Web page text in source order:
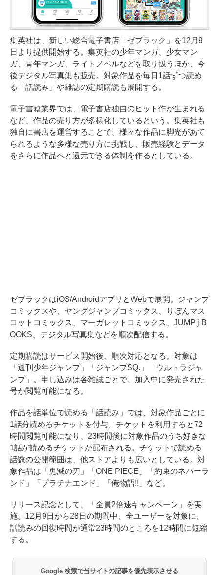
集英社は、新しい総合電子書店「ゼブラック」を12月9
日より提供開始する。集英社の少年マンガ、少女マン
ガ、青年マンガ、ライトノベルなどを取り扱うほか、今
後デジタル写真集も販売。対象作品を毎日1話ずつ読め
る「話読み」や雑誌の定期購読も展開する。
電子書籍業界では、電子書店独自のヒット作が生まれる
など、作品の売り方が多様化しているという。集英社も
独自に書店を運営することで、様々な作品に脚光があて
られるような多様な売り方に挑戦し、販売経験とデータ
をさらに作品へと還元できる体制を作るとしている。
ゼブラックはiOS/AndroidアプリとWebで展開。ジャンプ
コミックスや、ヤングジャンプコミックス、りぼんマス
コットコミックス、マーガレットコミックス、JUMP j B
OOKS、デジタル写真集などを順次配信する。
定期購読はサービス開始後、順次対応となる。対象は
「週刊少年ジャンプ」「ジャンプSQ.」「ウルトラジャ
ンプ」。申し込みは各雑誌ごとで、加入中に発売された
号が閲覧可能になる。
作品を話単位で読める「話読み」では、対象作品ごとに
1話分読めるチケットを付与。チケットを利用すると72
時間閲覧可能になり、23時間後に対象作品のうち好きな
1話が読めるチケットが配布される。チケットで読める
話数の公開範囲は、他ストアよりも広いとしている。対
象作品は「鬼滅の刃」「ONE PIECE」「約束のネバーラ
ンド」「プラチナエンド」「俺物語!!」など。
リリース記念として、「全員2倍速キャンペーン」を実
施。12月9日から28日の期間中、全ユーザーを対象に、
話読みの回復時間が通常23時間のところを12時間に短縮
する。
Google 検索で当サイトの記事を優先表示させる